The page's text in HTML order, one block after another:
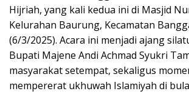
Hijriah, yang kali kedua ini di Masjid
Kelurahan Baurung, Kecamatan
(6/3/2025). Acara ini menjadi ajang
Bupati Majene Andi Achmad Syukri
masyarakat setempat, sekaligus
mempererat ukhuwah Islamiyah di